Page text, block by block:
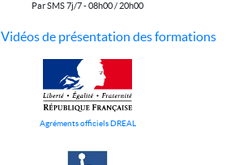
Par SMS 7j/7 - 08h00 / 20h00
Vidéos de présentation des formations
Agréments officiels DREAL